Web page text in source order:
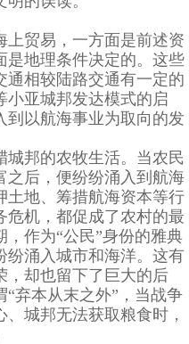
上贸易，一方面是前述资
是地理条件决定的。这些
通相较陆路交通有一定的
小亚城邦发达模式的启
到以航海事业为取向的发
城邦的农牧生活。当农民
之后，便纷纷涌入到航海
土地、筹措航海资本等行
危机，都促成了农村的最
作为“公民”身份的雅典
纷涌入城市和海洋。这有
，却也留下了巨大的后
弃本从末之外”，当战争
城邦无法获取粮食时，